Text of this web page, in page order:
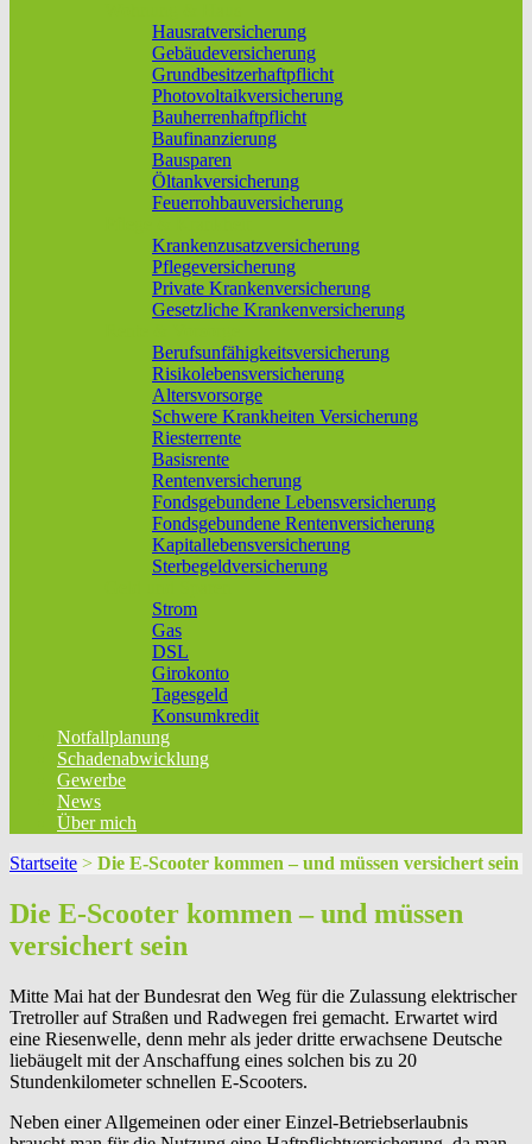
Hausratversicherung
Gebäudeversicherung
Grundbesitzerhaftpflicht
Photovoltaikversicherung
Bauherrenhaftpflicht
Baufinanzierung
Bausparen
Öltankversicherung
Feuerrohbauversicherung
Krankenzusatzversicherung
Pflegeversicherung
Private Krankenversicherung
Gesetzliche Krankenversicherung
Berufs­unfähigkeitsversicherung
Risikolebensversicherung
Altersvorsorge
Schwere Krankheiten Versicherung
Riesterrente
Basisrente
Rentenversicherung
Fondsgebundene Lebensversicherung
Fondsgebundene Rentenversicherung
Kapitallebensversicherung
Sterbegeldversicherung
Strom
Gas
DSL
Girokonto
Tagesgeld
Konsumkredit
Notfallplanung
Schadenabwicklung
Gewerbe
News
Über mich
Startseite > Die E-Scooter kommen – und müssen versichert sein
Die E-Scooter kommen – und müssen
versichert sein
Mitte Mai hat der Bundesrat den Weg für die Zulassung elektrischer
Tretroller auf Straßen und Radwegen frei gemacht. Erwartet wird
eine Riesenwelle, denn mehr als jeder dritte erwachsene Deutsche
liebäugelt mit der Anschaffung eines solchen bis zu 20
Stundenkilometer schnellen E-Scooters.
Neben einer Allgemeinen oder einer Einzel-Betriebserlaubnis